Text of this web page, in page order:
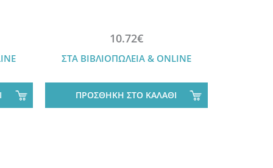
10.72€
ΣΤΑ ΒΙΒΛΙΟΠΩΛΕΙΑ & ONLINE
ΠΡΟΣΘΗΚΗ ΣΤΟ ΚΑΛΑΘΙ